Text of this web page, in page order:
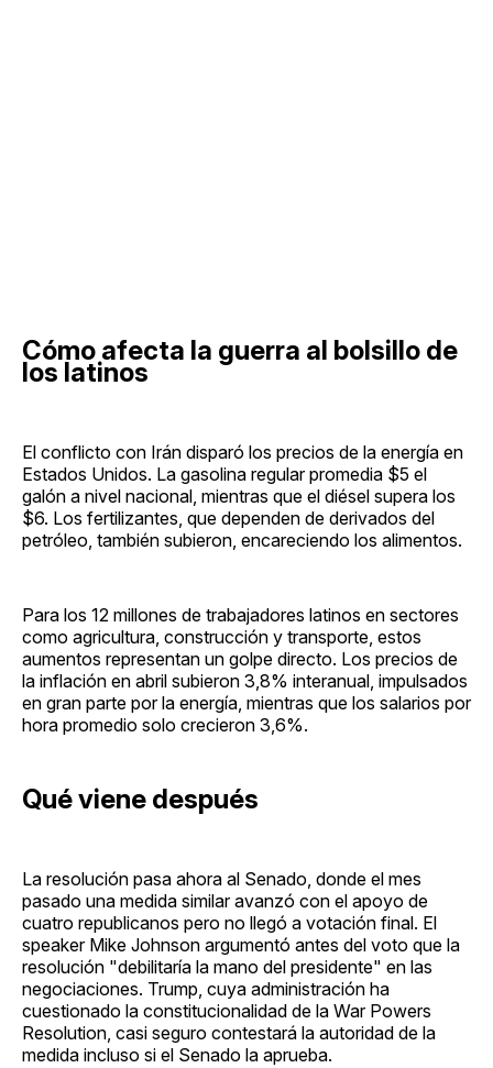
Cómo afecta la guerra al bolsillo de
los latinos
El conflicto con Irán disparó los precios de la energía en
Estados Unidos. La gasolina regular promedia $5 el
galón a nivel nacional, mientras que el diésel supera los
$6. Los fertilizantes, que dependen de derivados del
petróleo, también subieron, encareciendo los alimentos.
Para los 12 millones de trabajadores latinos en sectores
como agricultura, construcción y transporte, estos
aumentos representan un golpe directo. Los precios de
la inflación en abril subieron 3,8% interanual, impulsados
en gran parte por la energía, mientras que los salarios por
hora promedio solo crecieron 3,6%.
Qué viene después
La resolución pasa ahora al Senado, donde el mes
pasado una medida similar avanzó con el apoyo de
cuatro republicanos pero no llegó a votación final. El
speaker Mike Johnson argumentó antes del voto que la
resolución "debilitaría la mano del presidente" en las
negociaciones. Trump, cuya administración ha
cuestionado la constitucionalidad de la War Powers
Resolution, casi seguro contestará la autoridad de la
medida incluso si el Senado la aprueba.